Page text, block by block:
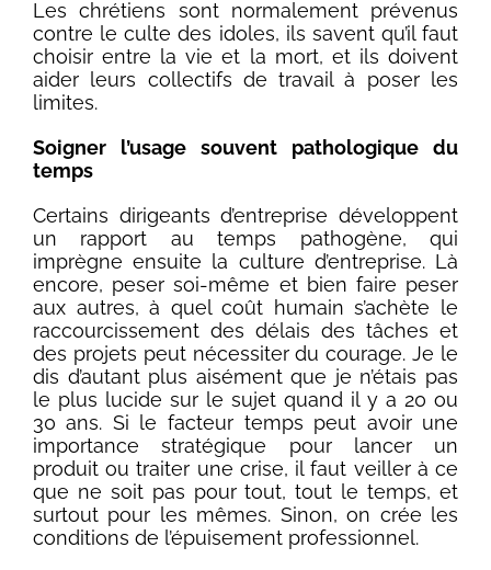
Les chrétiens sont normalement prévenus
contre le culte des idoles, ils savent qu’il faut
choisir entre la vie et la mort, et ils doivent
aider leurs collectifs de travail à poser les
limites.
Soigner l’usage souvent pathologique du
temps
Certains dirigeants d’entreprise développent
un rapport au temps pathogène, qui
imprègne ensuite la culture d’entreprise. Là
encore, peser soi-même et bien faire peser
aux autres, à quel coût humain s’achète le
raccourcissement des délais des tâches et
des projets peut nécessiter du courage. Je le
dis d’autant plus aisément que je n’étais pas
le plus lucide sur le sujet quand il y a 20 ou
30 ans. Si le facteur temps peut avoir une
importance stratégique pour lancer un
produit ou traiter une crise, il faut veiller à ce
que ne soit pas pour tout, tout le temps, et
surtout pour les mêmes. Sinon, on crée les
conditions de l’épuisement professionnel.